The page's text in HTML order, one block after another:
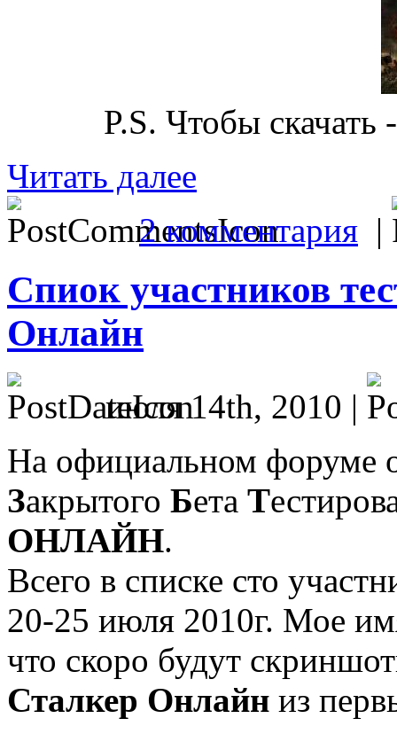
P.S. Чтобы скачать
Читать далее
2 комментария |
Спиок участников
Онлайн
июля 14th, 2010 |
На официальном форуме
Закрытого Бета Т
ОНЛАЙН.
Всего в списке сто
20-25 июля 2010г. Мое
что скоро будут
Сталкер Онлайн из